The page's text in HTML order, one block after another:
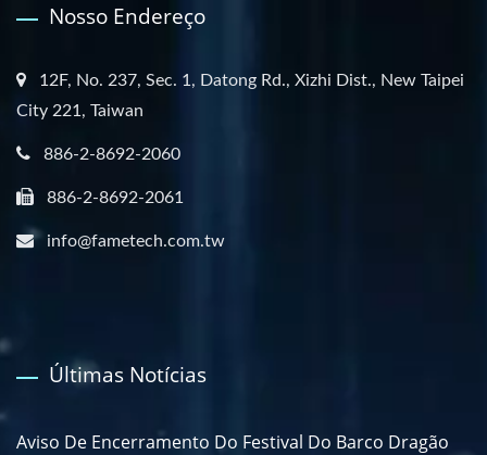
Nosso Endereço
12F, No. 237, Sec. 1, Datong Rd., Xizhi Dist., New Taipei
City 221, Taiwan
886-2-8692-2060
886-2-8692-2061
info@fametech.com.tw
Últimas Notícias
Aviso De Encerramento Do Festival Do Barco Dragão